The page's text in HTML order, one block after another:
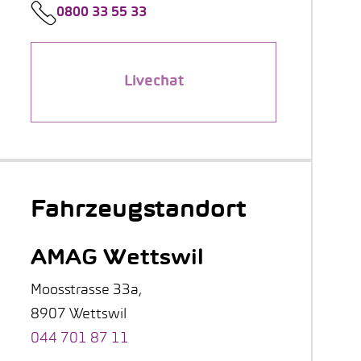
0800 33 55 33
Livechat
Fahrzeugstandort
AMAG Wettswil
Moosstrasse 33a,
8907 Wettswil
044 701 87 11